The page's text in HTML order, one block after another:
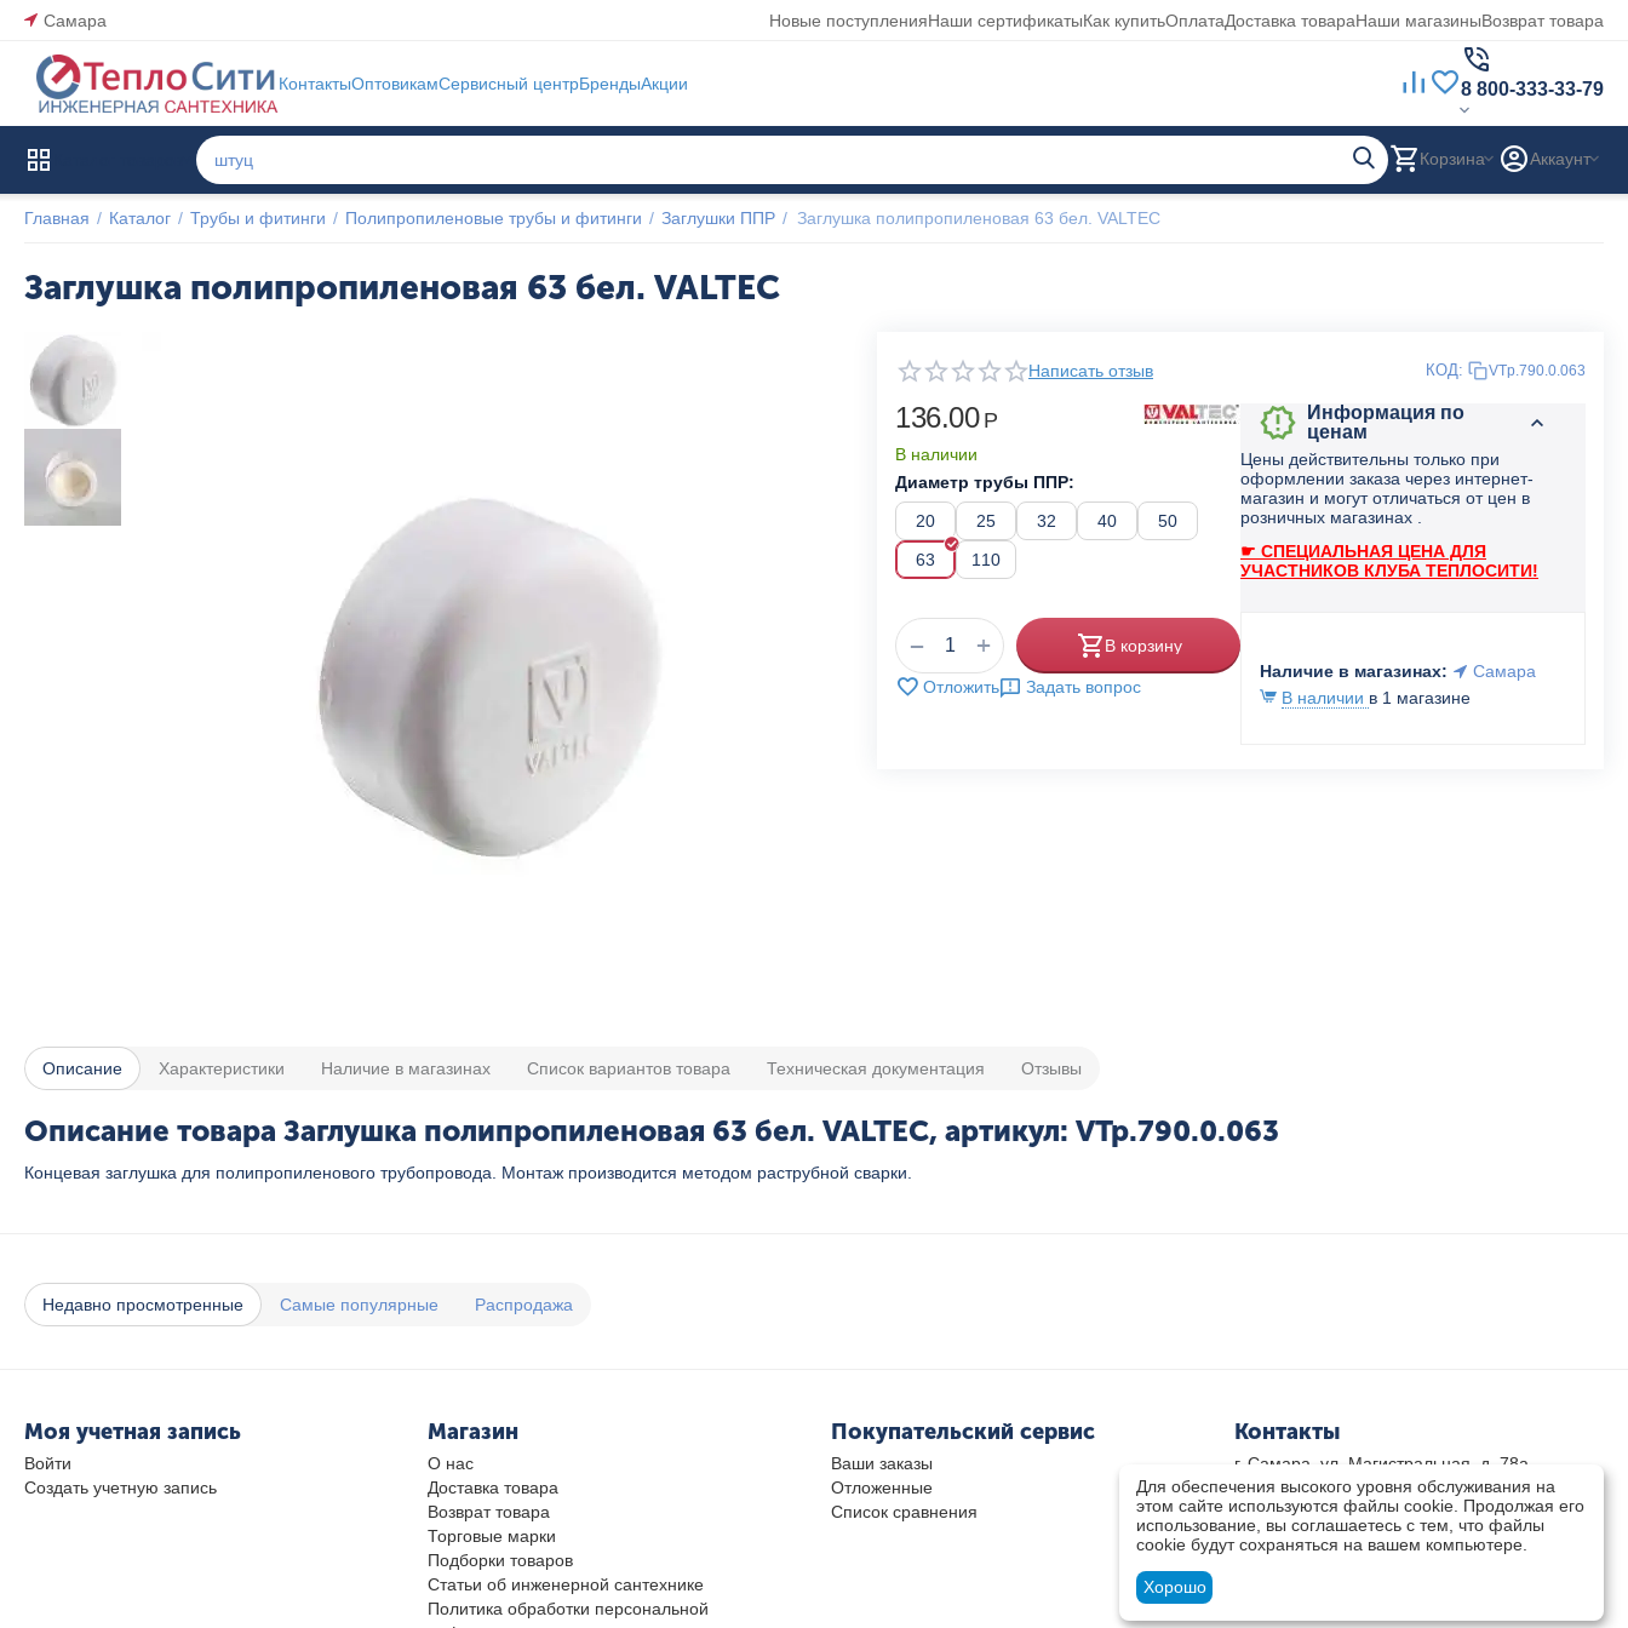
Самара Новые поступленияНаши сертификатыКак купитьОплатаДоставка товараНаши магазиныВозврат товара
КонтактыОптовикамСервисный центрБрендыАкции 8 800-333-33-79
Корзина Аккаунт
Главная / Каталог / Трубы и фитинги / Полипропиленовые трубы и фитинги / Заглушки ППР / Заглушка полипропиленовая 63 бел. VALTEC
Заглушка полипропиленовая 63 бел. VALTEC
Популярный
Написать отзыв КОД: VTp.790.0.063
136.00 Р
В наличии
Диаметр трубы ППР:
20
25 32 40
50
63
110
+
− В корзину
Отложить Задать вопрос
Информация по
ценам
Цены действительны только при
оформлении заказа через интернет-
магазин и могут отличаться от цен в
розничных магазинах .
☛ СПЕЦИАЛЬНАЯ ЦЕНА ДЛЯ
УЧАСТНИКОВ КЛУБА ТЕПЛОСИТИ!
Наличие в магазинах:
Самара
В наличии в 1 магазине
Описание Характеристики Наличие в магазинах Список вариантов товара Техническая документация Отзывы
Описание товара Заглушка полипропиленовая 63 бел. VALTEC, артикул: VTp.790.0.063
Концевая заглушка для полипропиленового трубопровода. Монтаж производится методом раструбной сварки.
Недавно просмотренные Самые популярные Распродажа
Моя учетная запись
Войти
Создать учетную запись
Магазин
О нас
Доставка товара
Возврат товара
Торговые марки
Подборки товаров
Статьи об инженерной сантехнике
Политика обработки персональной
Покупательский сервис
Ваши заказы
Отложенные
Список сравнения
Контакты
г. Самара, ул. Магистральная, д. 78а
8 800-333-33-79(звонок бесплатный)
8(846)-211-03-15
Пн-Пт 8.30 - 17.30 Сб 9.00 - 16.00
zakaz@teplocity.com
Для обеспечения высокого уровня обслуживания на
этом сайте используются файлы cookie. Продолжая его
использование, вы соглашаетесь с тем, что файлы
cookie будут сохраняться на вашем компьютере.
Хорошо